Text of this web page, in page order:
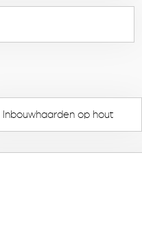
Inbouwhaarden op hout